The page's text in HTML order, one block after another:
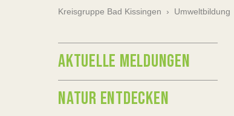
Kreisgruppe Bad Kissingen › Umweltbildung
AKTUELLE MELDUNGEN
NATUR ENTDECKEN